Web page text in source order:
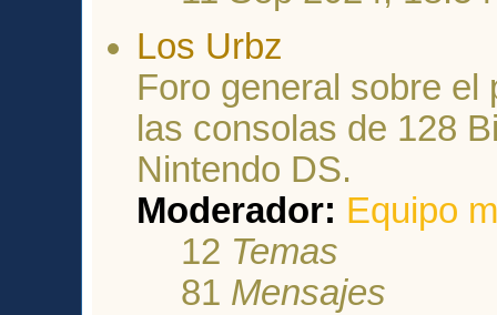
Los Urbz
Foro general sobre el
las consolas de 128
Nintendo DS.
Moderador: Equipo
12 Temas
81 Mensajes